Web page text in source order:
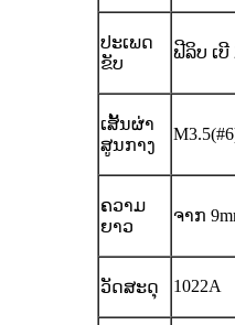
ປະເພດ
ຂັບ
ຟີລິບ ເບີ
ເສັ້ນຜ່າ
ສູນກາງ
ຄວາມ
ຍາວ
ຈາກ
ວັດສະດຸ 1022A